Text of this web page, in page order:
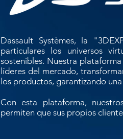
Dassault Systèmes, la
particulares los universos
sostenibles. Nuestra
líderes del mercado,
los productos, garantizando
Con esta plataforma,
permiten que sus propios